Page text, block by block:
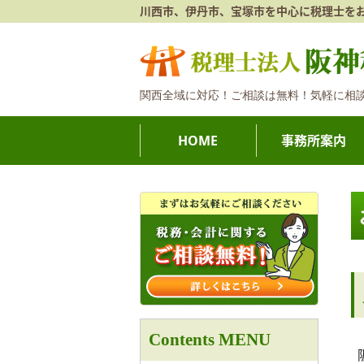
川西市、伊丹市、宝塚市を中心に税理士を
関西全域に対応！ご相談は無料！気軽に相
HOME 事務所案内
Contents MENU